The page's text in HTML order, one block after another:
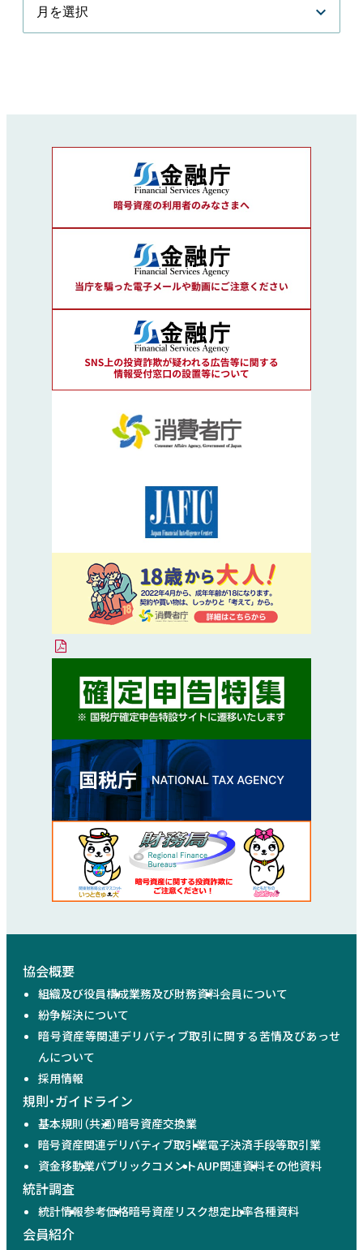
協会概要
組織及び役員構成業務及び財務資料会員について
紛争解決について
暗号資産等関連デリバティブ取引に関する苦情及びあっせ
んについて
採用情報
規則・ガイドライン
基本規則（共通）暗号資産交換業
暗号資産関連デリバティブ取引業電子決済手段等取引業
資金移動業パブリックコメントAUP関連資料その他資料
統計調査
統計情報参考価格暗号資産リスク想定比率各種資料
会員紹介